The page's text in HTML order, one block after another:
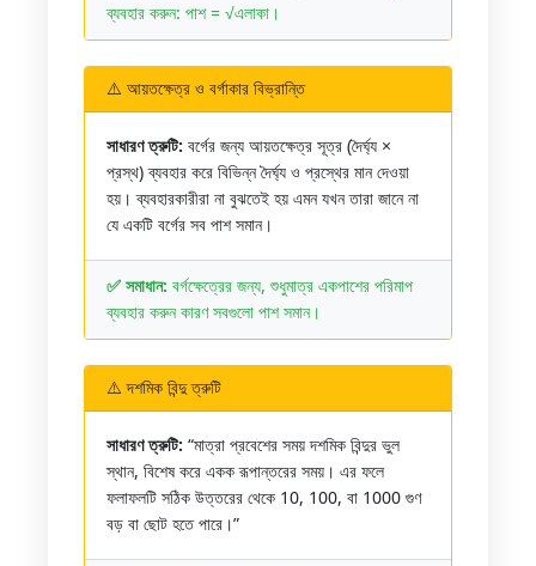
ব্যবহার করুন: পাশ = √এলাকা।
⚠️ আয়তক্ষেত্র ও বর্গাকার বিভ্রান্তি
সাধারণ ত্রুটি: বর্গের জন্য আয়তক্ষেত্র সূত্র (দৈর্ঘ্য ×
প্রস্থ) ব্যবহার করে বিভিন্ন দৈর্ঘ্য ও প্রস্থের মান দেওয়া
হয়। ব্যবহারকারীরা না বুঝতেই হয় এমন যখন তারা জানে না
যে একটি বর্গের সব পাশ সমান।
✅ সমাধান: বর্গক্ষেত্রের জন্য, শুধুমাত্র একপাশের পরিমাপ
ব্যবহার করুন কারণ সবগুলো পাশ সমান।
⚠️ দশমিক বিন্দু ত্রুটি
সাধারণ ত্রুটি: “মাত্রা প্রবেশের সময় দশমিক বিন্দুর ভুল
স্থান, বিশেষ করে একক রূপান্তরের সময়। এর ফলে
ফলাফলটি সঠিক উত্তরের থেকে 10, 100, বা 1000 গুণ
বড় বা ছোট হতে পারে।”